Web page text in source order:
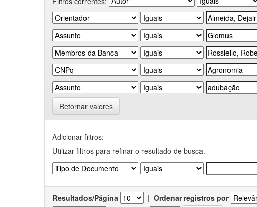
Retornar valores
Adicionar filtros:
Utilizar filtros para refinar o resultado de busca.
Resultados/Página | Ordenar registros por